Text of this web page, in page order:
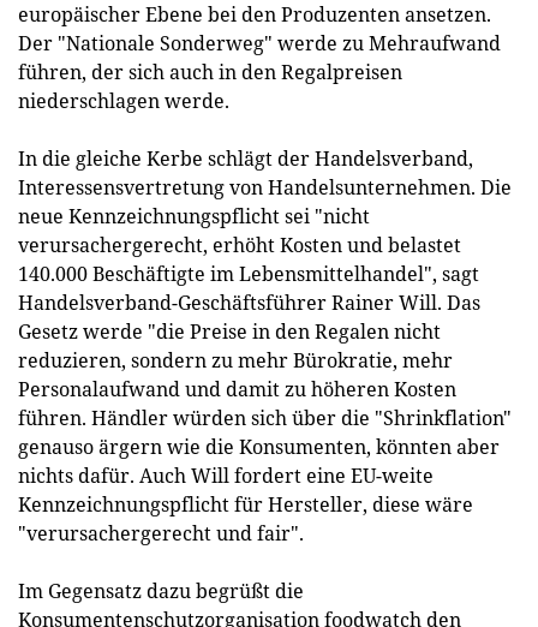
europäischer Ebene bei den Produzenten ansetzen.
Der "Nationale Sonderweg" werde zu Mehraufwand
führen, der sich auch in den Regalpreisen
niederschlagen werde.
In die gleiche Kerbe schlägt der Handelsverband,
Interessensvertretung von Handelsunternehmen. Die
neue Kennzeichnungspflicht sei "nicht
verursachergerecht, erhöht Kosten und belastet
140.000 Beschäftigte im Lebensmittelhandel", sagt
Handelsverband-Geschäftsführer Rainer Will. Das
Gesetz werde "die Preise in den Regalen nicht
reduzieren, sondern zu mehr Bürokratie, mehr
Personalaufwand und damit zu höheren Kosten
führen. Händler würden sich über die "Shrinkflation"
genauso ärgern wie die Konsumenten, könnten aber
nichts dafür. Auch Will fordert eine EU-weite
Kennzeichnungspflicht für Hersteller, diese wäre
"verursachergerecht und fair".
Im Gegensatz dazu begrüßt die
Konsumentenschutzorganisation foodwatch den